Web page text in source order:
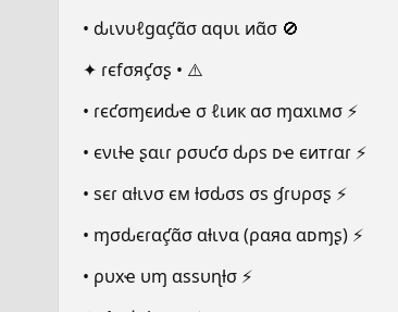
• ԃινυℓgαƈ̧α̃σ αqυι иα̃σ 🚫
✦ ɾєfσяƈ̧σʂ • ⚠️
• ɾєƈσɱєиԃҽ σ ℓιик ασ ɱαxιмσ ⚡
• єνιƚҽ ʂαιɾ ρσυƈσ ԃρѕ ᴅҽ єитɾαɾ ⚡
• ѕєɾ αƚινσ єм ƚσԃσѕ σѕ ɠɾυρσʂ ⚡
• ɱσԃєɾαƈ̧α̃σ αƚινα (ραяα αᴅɱʂ) ⚡
• ρυxҽ υɱ αѕѕυɳƚσ ⚡